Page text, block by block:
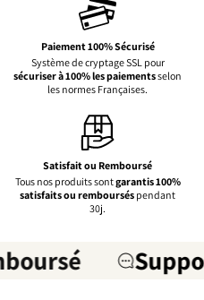
Paiement 100% Sécurisé
Système de cryptage SSL pour
sécuriser à 100% les paiementsselon
les normes Françaises.
Satisfait ou Remboursé
Tous nos produits sontgarantis 100%
satisfaits ou remboursés pendant
30j.
Support 7j/7